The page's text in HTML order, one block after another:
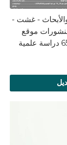
والأبحاث - غشت -
منشورات موقع